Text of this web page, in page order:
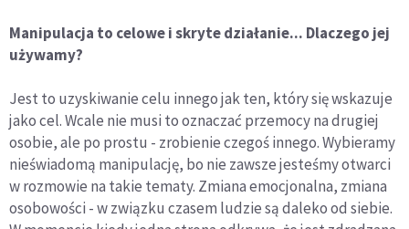
Manipulacja to celowe i skryte działanie... Dlaczego jej
używamy?
Jest to uzyskiwanie celu innego jak ten, który się wskazuje
jako cel. Wcale nie musi to oznaczać przemocy na drugiej
osobie, ale po prostu - zrobienie czegoś innego. Wybieramy
nieświadomą manipulację, bo nie zawsze jesteśmy otwarci
w rozmowie na takie tematy. Zmiana emocjonalna, zmiana
osobowości - w związku czasem ludzie są daleko od siebie.